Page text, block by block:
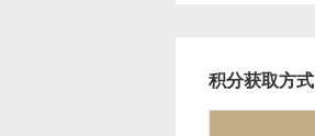
积分获取方式